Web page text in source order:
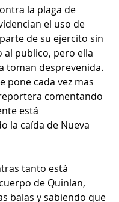
la plaga de
el uso de
de su ejercito sin
al publico, pero ella
toman desprevenida.
pone cada vez mas
comentando
está
la caída de Nueva
tanto está
de Quinlan,
balas y sabiendo que